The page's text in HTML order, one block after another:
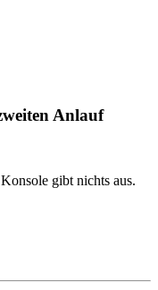
Anlauf
gibt nichts aus.